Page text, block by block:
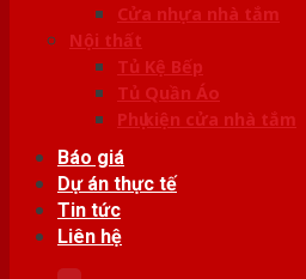
Cửa nhựa nhà tắm
Nội thất
Tủ Kệ Bếp
Tủ Quần Áo
Phụ kiện cửa nhà tắm
Báo giá
Dự án thực tế
Tin tức
Liên hệ